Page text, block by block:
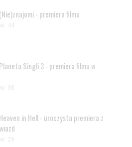
- premiera filmu
44
Singli 3 - premiera filmu w
38
in Hell - uroczysta premiera z
29